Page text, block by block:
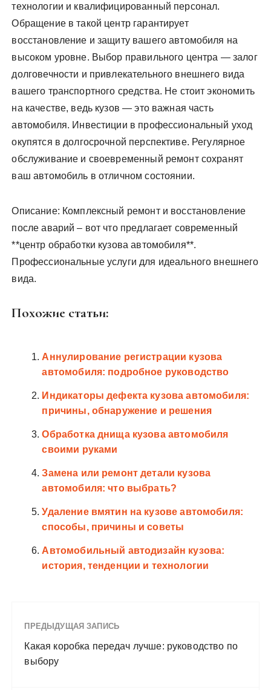
технологии и квалифицированный персонал.
Обращение в такой центр гарантирует
восстановление и защиту вашего автомобиля на
высоком уровне. Выбор правильного центра ― залог
долговечности и привлекательного внешнего вида
вашего транспортного средства. Не стоит экономить
на качестве, ведь кузов ― это важная часть
автомобиля. Инвестиции в профессиональный уход
окупятся в долгосрочной перспективе. Регулярное
обслуживание и своевременный ремонт сохранят
ваш автомобиль в отличном состоянии.
Описание: Комплексный ремонт и восстановление
после аварий – вот что предлагает современный
**центр обработки кузова автомобиля**.
Профессиональные услуги для идеального внешнего
вида.
Похожие статьи:
Аннулирование регистрации кузова
автомобиля: подробное руководство
Индикаторы дефекта кузова автомобиля:
причины, обнаружение и решения
Обработка днища кузова автомобиля
своими руками
Замена или ремонт детали кузова
автомобиля: что выбрать?
Удаление вмятин на кузове автомобиля:
способы, причины и советы
Автомобильный автодизайн кузова:
история, тенденции и технологии
ПРЕДЫДУЩАЯ ЗАПИСЬ
Какая коробка передач лучше: руководство по
выбору